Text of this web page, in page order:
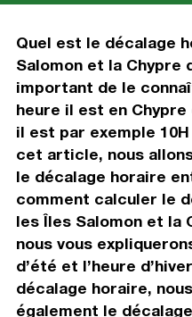
Quel est le décalage
Salomon et la Chypre
important de le
heure il est en Chypre
il est par exemple
cet article, nous
le décalage horaire
comment calculer le
les Îles Salomon et la
nous vous
d’été et l’heure
décalage horaire,
également le